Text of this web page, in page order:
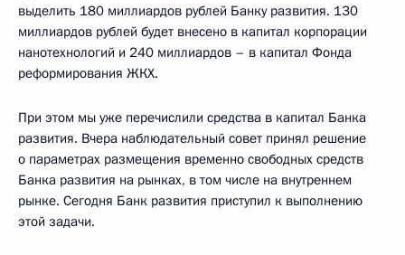
выделить 180 миллиардов рублей Банку развития. 130
миллиардов рублей будет внесено в капитал корпорации
нанотехнологий и 240 миллиардов – в капитал Фонда
реформирования ЖКХ.
При этом мы уже перечислили средства в капитал Банка
развития. Вчера наблюдательный совет принял решение
о параметрах размещения временно свободных средств
Банка развития на рынках, в том числе на внутреннем
рынке. Сегодня Банк развития приступил к выполнению
этой задачи.